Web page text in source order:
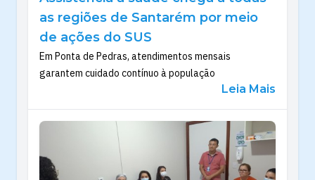
as regiões de Santarém por meio
de ações do SUS
Em Ponta de Pedras, atendimentos mensais
garantem cuidado contínuo à população
Leia Mais